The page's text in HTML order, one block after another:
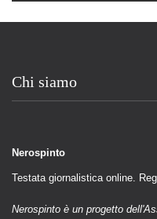
Chi siamo
Nerospinto
Testata giornalistica online.
Nerospinto è un progetto